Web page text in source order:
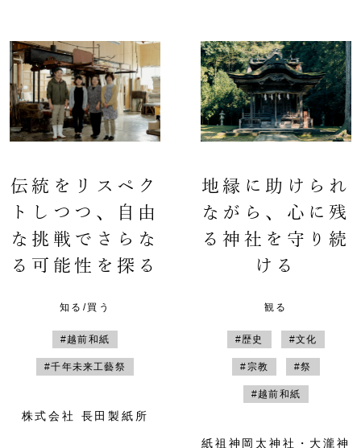
伝統をリスペク
トしつつ、自由
な挑戦でさらな
る可能性を探る
知る/買う
#越前和紙
#千年未来工藝祭
株式会社 長田製紙所
地縁に助けられ
ながら、心に残
る神社を守り続
ける
観る
#歴史 #文化
#宗教 #祭
#越前和紙
紙祖神岡太神社・大瀧神